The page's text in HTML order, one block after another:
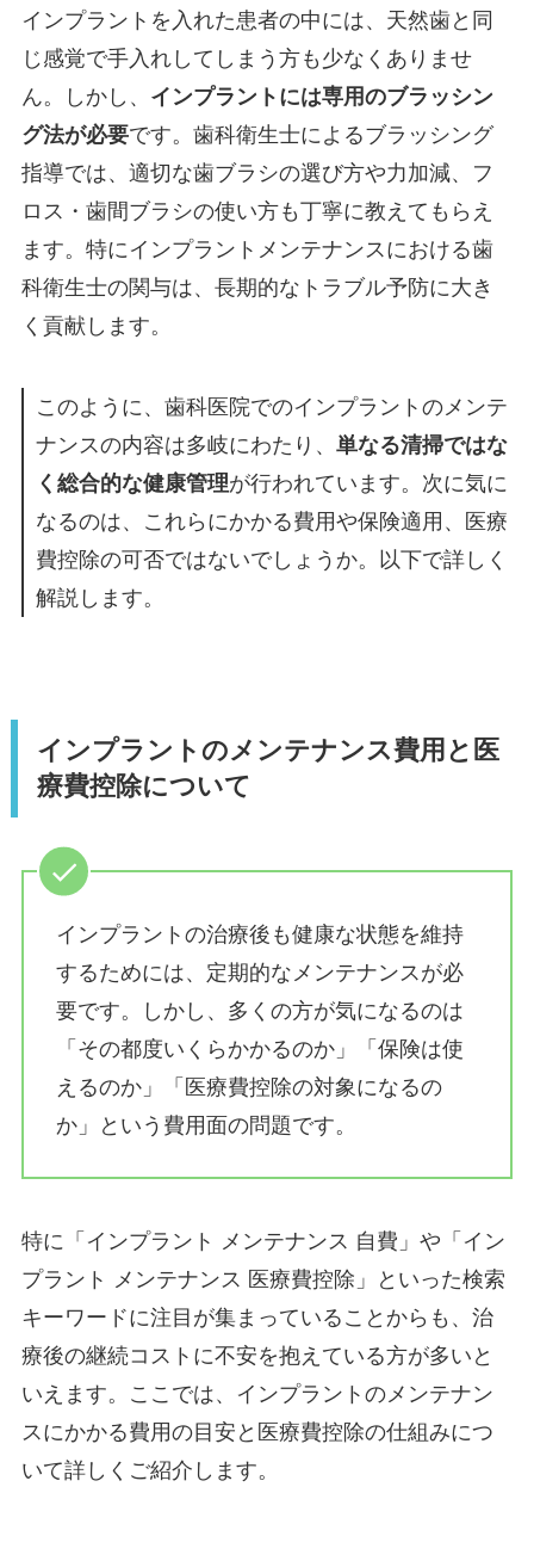
インプラントを入れた患者の中には、天然歯と同
じ感覚で手入れしてしまう方も少なくありませ
ん。しかし、 インプラントには専用のブラッシン
グ法が必要です。歯科衛生士によるブラッシング
指導では、適切な歯ブラシの選び方や力加減、フ
ロス・歯間ブラシの使い方も丁寧に教えてもらえ
ます。特にインプラントメンテナンスにおける歯
科衛生士の関与は、長期的なトラブル予防に大き
く貢献します。
このように、歯科医院でのインプラントのメンテ
ナンスの内容は多岐にわたり、 単なる清掃ではな
く総合的な健康管理が行われています。次に気に
なるのは、これらにかかる費用や保険適用、医療
費控除の可否ではないでしょうか。以下で詳しく
解説します。
インプラントのメンテナンス費用と 医
療費控除について
インプラントの治療後も健康な状態を維持
するためには、定期的なメンテナンスが必
要です。しかし、多くの方が気になるのは
「その都度いくらかかるのか」「保険は使
えるのか」「医療費控除の対象になるの
か」という費用面の問題です。
特に「インプラント メンテナンス 自費」や「イン
プラント メンテナンス 医療費控除」といった検索
キーワードに注目が集まっていることからも、治
療後の継続コストに不安を抱えている方が多いと
いえます。ここでは、インプラントのメンテナン
スにかかる費用の目安と医療費控除の仕組みにつ
いて詳しくご紹介します。